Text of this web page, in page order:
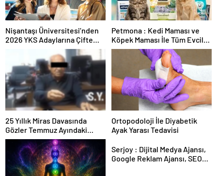
Nişantaşı Üniversitesi’nden
2026 YKS Adaylarına Çifte
Güvence: Sabit Ücret ve
Kesintisiz Burs
Petmona : Kedi Maması ve
Köpek Maması İle Tüm Evcil
Hayvan Ürünleri
25 Yıllık Miras Davasında
Gözler Temmuz Ayındaki
Karar Duruşmasına Çevrildi
Ortopodoloji İle Diyabetik
Ayak Yarası Tedavisi
Serjoy : Dijital Medya Ajansı,
Google Reklam Ajansı, SEO